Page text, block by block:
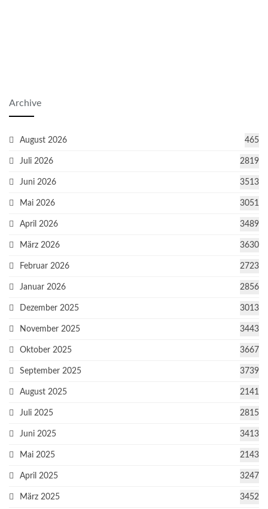
Archive
August 2026 465
Juli 2026 2819
Juni 2026 3513
Mai 2026 3051
April 2026 3489
März 2026 3630
Februar 2026 2723
Januar 2026 2856
Dezember 2025 3013
November 2025 3443
Oktober 2025 3667
September 2025 3739
August 2025 2141
Juli 2025 2815
Juni 2025 3413
Mai 2025 2143
April 2025 3247
März 2025 3452